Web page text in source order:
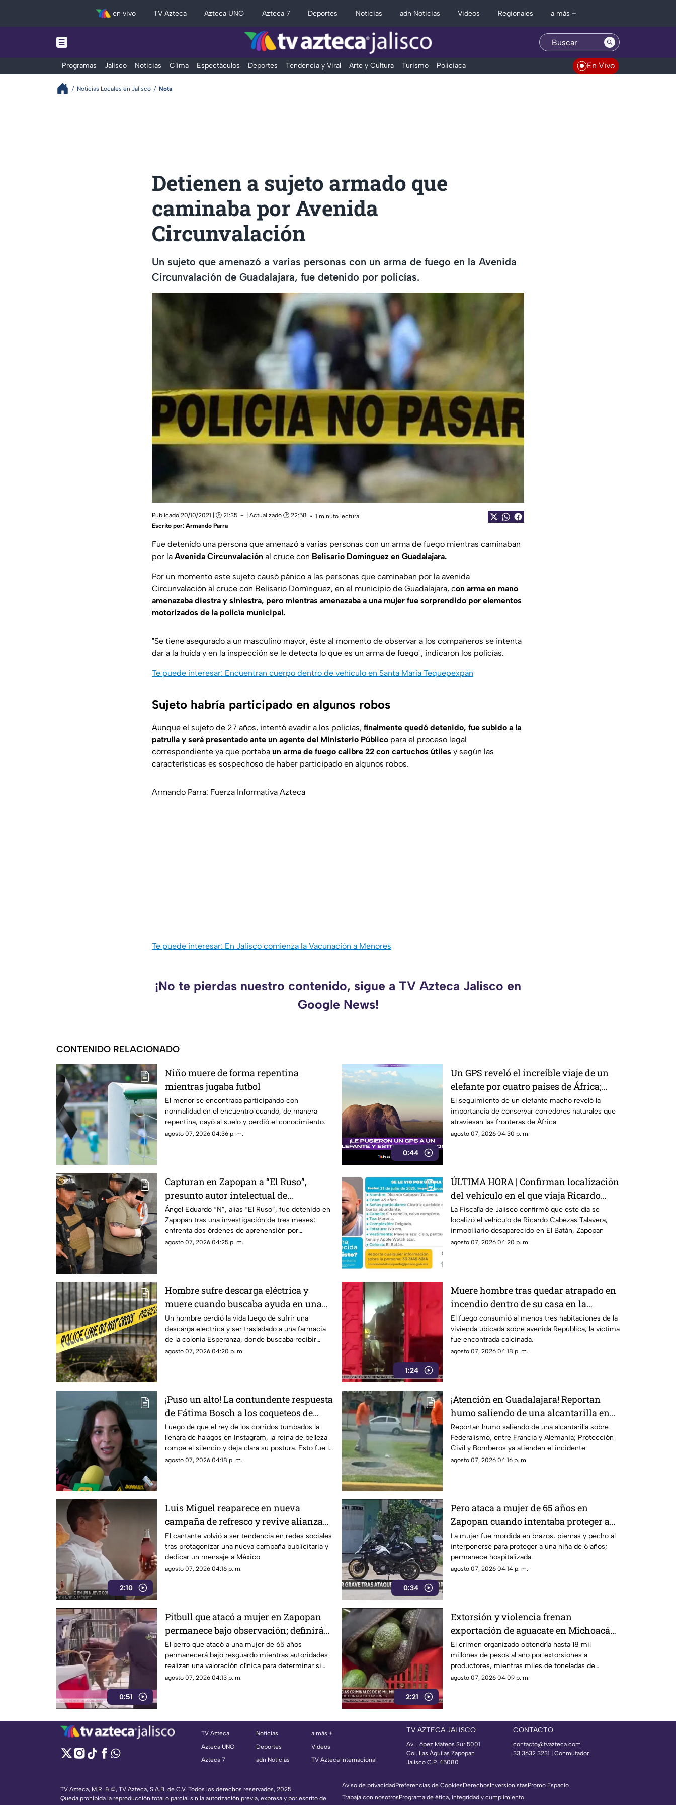
en vivo TV Azteca Azteca UNO Azteca 7 Deportes Noticias adn Noticias Videos Regionales a más +
Programas Jalisco Noticias Clima Espectáculos Deportes Tendencia y Viral Arte y Cultura Turismo Policiaca En Vivo
Noticias Locales en Jalisco Nota
Detienen a sujeto armado que
caminaba por Avenida
Circunvalación
Un sujeto que amenazó a varias personas con un arma de fuego en la Avenida
Circunvalación de Guadalajara, fue detenido por policías.
Publicado 20/10/2021 | 🕑 21:35 | Actualizado 🕑 22:58
1 minuto lectura
Escrito por: Armando Parra
Fue detenido una persona que amenazó a varias personas con un arma de fuego mientras caminaban
por la Avenida Circunvalación al cruce con Belisario Domínguez en Guadalajara.
Por un momento este sujeto causó pánico a las personas que caminaban por la avenida
Circunvalación al cruce con Belisario Domínguez, en el municipio de Guadalajara, con arma en mano
amenazaba diestra y siniestra, pero mientras amenazaba a una mujer fue sorprendido por elementos
motorizados de la policía municipal.
"Se tiene asegurado a un masculino mayor, éste al momento de observar a los compañeros se intenta
dar a la huida y en la inspección se le detecta lo que es un arma de fuego", indicaron los policías.
Te puede interesar: Encuentran cuerpo dentro de vehículo en Santa María Tequepexpan
Sujeto habría participado en algunos robos
Aunque el sujeto de 27 años, intentó evadir a los policías, finalmente quedó detenido, fue subido a la
patrulla y será presentado ante un agente del Ministerio Público para el proceso legal
correspondiente ya que portaba un arma de fuego calibre 22 con cartuchos útiles y según las
características es sospechoso de haber participado en algunos robos.
Armando Parra: Fuerza Informativa Azteca
Te puede interesar: En Jalisco comienza la Vacunación a Menores
¡No te pierdas nuestro contenido, sigue a TV Azteca Jalisco en
Google News!
CONTENIDO RELACIONADO
Niño muere de forma repentina
mientras jugaba futbol
El menor se encontraba participando con
normalidad en el encuentro cuando, de manera
repentina, cayó al suelo y perdió el conocimiento.
agosto 07, 2026 04:36 p. m.
0:44
Un GPS reveló el increíble viaje de un
elefante por cuatro países de África;
esta es la historia de 'Z16'
El seguimiento de un elefante macho reveló la
importancia de conservar corredores naturales que
atraviesan las fronteras de África.
agosto 07, 2026 04:30 p. m.
Capturan en Zapopan a “El Ruso”,
presunto autor intelectual de
homicidios en Playa del Carmen
Ángel Eduardo “N”, alias “El Ruso”, fue detenido en
Zapopan tras una investigación de tres meses;
enfrenta dos órdenes de aprehensión por
homicidio.
agosto 07, 2026 04:25 p. m.
ÚLTIMA HORA | Confirman localización
del vehículo en el que viaja Ricardo
Cabezas Talavera cuando desapareció
La Fiscalía de Jalisco confirmó que este día se
localizó el vehículo de Ricardo Cabezas Talavera,
inmobiliario desaparecido en El Batán, Zapopan
agosto 07, 2026 04:20 p. m.
Hombre sufre descarga eléctrica y
muere cuando buscaba ayuda en una
farmacia
Un hombre perdió la vida luego de sufrir una
descarga eléctrica y ser trasladado a una farmacia
de la colonia Esperanza, donde buscaba recibir
atención médica.
agosto 07, 2026 04:20 p. m.
1:24
Muere hombre tras quedar atrapado en
incendio dentro de su casa en la
colonia Oblatos
El fuego consumió al menos tres habitaciones de la
vivienda ubicada sobre avenida República; la víctima
fue encontrada calcinada.
agosto 07, 2026 04:18 p. m.
¡Puso un alto! La contundente respuesta
de Fátima Bosch a los coqueteos de
Natanael Cano
Luego de que el rey de los corridos tumbados la
llenara de halagos en Instagram, la reina de belleza
rompe el silencio y deja clara su postura. Esto fue lo
que dijo.
agosto 07, 2026 04:18 p. m.
¡Atención en Guadalajara! Reportan
humo saliendo de una alcantarilla en
Federalismo
Reportan humo saliendo de una alcantarilla sobre
Federalismo, entre Francia y Alemania; Protección
Civil y Bomberos ya atienden el incidente.
agosto 07, 2026 04:16 p. m.
2:10
Luis Miguel reaparece en nueva
campaña de refresco y revive alianza
de 35 años
El cantante volvió a ser tendencia en redes sociales
tras protagonizar una nueva campaña publicitaria y
dedicar un mensaje a México.
agosto 07, 2026 04:16 p. m.
0:34
Pero ataca a mujer de 65 años en
Zapopan cuando intentaba proteger a
su sobrina
La mujer fue mordida en brazos, piernas y pecho al
interponerse para proteger a una niña de 6 años;
permanece hospitalizada.
agosto 07, 2026 04:14 p. m.
0:51
Pitbull que atacó a mujer en Zapopan
permanece bajo observación; definirán
su futuro en 10 días
El perro que atacó a una mujer de 65 años
permanecerá bajo resguardo mientras autoridades
realizan una valoración clínica para determinar si
regresa con su propietario o es sacrificado.
agosto 07, 2026 04:13 p. m.
2:21
Extorsión y violencia frenan
exportación de aguacate en Michoacán;
hay miles de toneladas varadas
El crimen organizado obtendría hasta 18 mil
millones de pesos al año por extorsiones a
productores, mientras miles de toneladas de
aguacate permanecen varadas tras el retiro de
agosto 07, 2026 04:09 p. m.
TV Azteca
Azteca UNO
Azteca 7
Noticias
Deportes
adn Noticias
a más +
Videos
TV Azteca Internacional
TV AZTECA JALISCO
Av. López Mateos Sur 5001
Col. Las Águilas Zapopan
Jalisco C.P. 45080
CONTACTO
contacto@tvazteca.com
33 3632 3231 | Conmutador
TV Azteca, M.R. & ©, TV Azteca, S.A.B. de C.V. Todos los derechos reservados, 2025.
Queda prohibida la reproducción total o parcial sin la autorización previa, expresa y por escrito de
Aviso de privacidadPreferencias de CookiesDerechosInversionistasPromo Espacio
Trabaja con nosotrosPrograma de ética, integridad y cumplimiento